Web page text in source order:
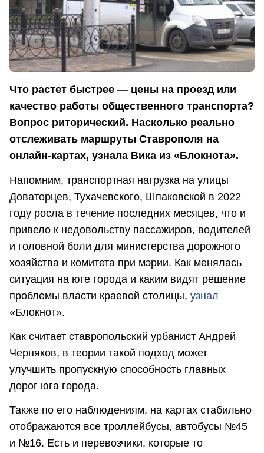
Что растет быстрее — цены на проезд или
качество работы общественного транспорта?
Вопрос риторический. Насколько реально
отслеживать маршруты Ставрополя на
онлайн-картах, узнала Вика из «Блокнота».
Напомним, транспортная нагрузка на улицы
Доваторцев, Тухачевского, Шпаковской в 2022
году росла в течение последних месяцев, что и
привело к недовольству пассажиров, водителей
и головной боли для министерства дорожного
хозяйства и комитета при мэрии. Как менялась
ситуация на юге города и каким видят решение
проблемы власти краевой столицы, узнал
«Блокнот».
Как считает ставропольский урбанист Андрей
Черняков, в теории такой подход может
улучшить пропускную способность главных
дорог юга города.
Также по его наблюдениям, на картах стабильно
отображаются все троллейбусы, автобусы №45
и №16. Есть и перевозчики, которые то